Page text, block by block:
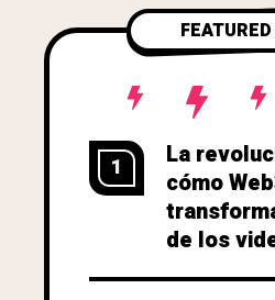
qué significa
Pero más allá del
1
La
cómo
de los